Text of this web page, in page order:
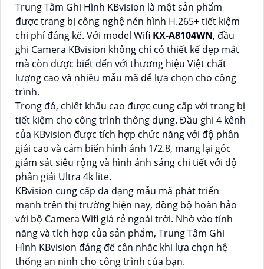
Trung Tâm Ghi Hình KBvision là một sản phẩm
được trang bị công nghệ nén hình H.265+ tiết kiệm
chi phí đáng kể. Với model Wifi KX-A8104WN, đầu
ghi Camera KBvision không chỉ có thiết kế đẹp mắt
mà còn được biết đến với thương hiệu Việt chất
lượng cao và nhiều mẫu mã để lựa chọn cho công
trình.
Trong đó, chiết khấu cao được cung cấp với trang bị
tiết kiệm cho công trình thông dụng. Đầu ghi 4 kênh
của KBvision được tích hợp chức năng với độ phân
giải cao và cảm biến hình ảnh 1/2.8, mang lại góc
giám sát siêu rộng và hình ảnh sáng chi tiết với độ
phân giải Ultra 4k lite.
KBvision cung cấp đa dạng mẫu mã phát triển
mạnh trên thị trường hiện nay, đồng bộ hoàn hảo
với bộ Camera Wifi giá rẻ ngoài trời. Nhờ vào tính
năng và tích hợp của sản phẩm, Trung Tâm Ghi
Hình KBvision đáng để cân nhắc khi lựa chọn hệ
thống an ninh cho công trình của bạn.